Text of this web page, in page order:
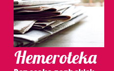
Hemeroteka